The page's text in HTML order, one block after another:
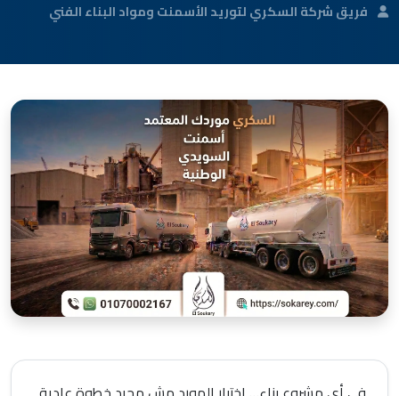
فريق شركة السكري لتوريد الأسمنت ومواد البناء الفني